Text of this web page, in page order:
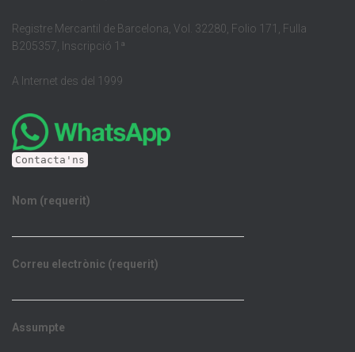
Registre Mercantil de Barcelona, Vol. 32280, Folio 171, Fulla
B205357, Inscripció 1ª
A Internet des del 1999
Contacta'ns
Nom (requerit)
Correu electrònic (requerit)
Assumpte